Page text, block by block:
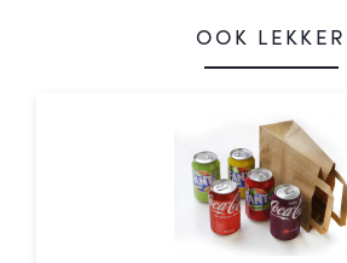
OOK LEKKER